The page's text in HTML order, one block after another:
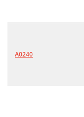
A0240